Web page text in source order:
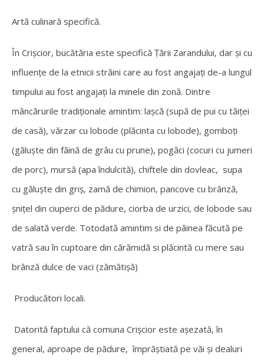
Artă culinară specifică.
În Crișcior, bucătăria este specifică Țării Zarandului, dar și cu
influențe de la etnicii străini care au fost angajați de-a lungul
timpului au fost angajați la minele din zonă. Dintre
mâncărurile tradiționale amintim: lașcă (supă de pui cu tăiței
de casă), vărzar cu lobode (plăcinta cu lobode), gomboți
(găluște din făină de grâu cu prune), pogăci (cocuri cu jumeri
de porc), mursă (apa îndulcită), chiftele din dovleac, supa
cu găluște din griș, zamă de chimion, pancove cu brânză,
șnițel din ciuperci de pădure, ciorba de urzici, de lobode sau
de salată verde. Totodată amintim si de pâinea făcută pe
vatră sau în cuptoare din cărămidă si plăcintă cu mere sau
brânză dulce de vaci (zămătișă)
Producători locali.
Datorită faptului că comuna Crișcior este așezată, în
general, aproape de pădure, împrăștiată pe văi și dealuri